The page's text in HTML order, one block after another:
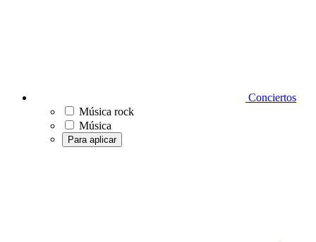
Conciertos
Música rock
Música
Para aplicar